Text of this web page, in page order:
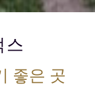
스
좋은 곳